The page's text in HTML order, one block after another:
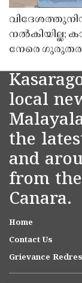
നൽകിയില്ല;
നേരെ ഗുരുതര
local
the
and
from
Canara.
Home
Contact Us
Grievance